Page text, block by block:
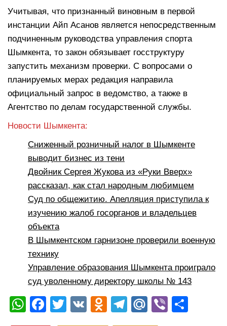
Учитывая, что признанный виновным в первой
инстанции Айп Асанов является непосредственным
подчиненным руководства управления спорта
Шымкента, то закон обязывает госструктуру
запустить механизм проверки. С вопросами о
планируемых мерах редакция направила
официальный запрос в ведомство, а также в
Агентство по делам государственной службы.
Новости Шымкента:
Сниженный розничный налог в Шымкенте
выводит бизнес из тени
Двойник Сергея Жукова из «Руки Вверх»
рассказал, как стал народным любимцем
Суд по общежитию. Апелляция приступила к
изучению жалоб госорганов и владельцев
объекта
В Шымкентском гарнизоне проверили военную
технику
Управление образования Шымкента проиграло
суд уволенному директору школы № 143
W F
T
V
O
T
M Vi